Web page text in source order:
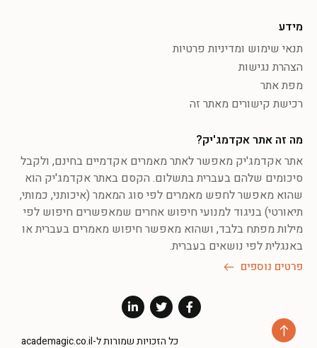
מידע
תנאי שימוש ומדיניות פרטיות
הצהרת נגישות
מפת אתר
רכישת קישורים מאתר זה
מה זה אתר אקדמג'יק?
אתר אקדמג'יק מאפשר לאתר מאמרים אקדמיים בחינם, ולקבל
סיכומים שלהם בעברית בתשלום. הקסם באתר אקדמג'יק הוא
שהוא מאפשר לחפש מאמרים לפי סוג המאמר (איכותני, כמותי,
תיאורטי) בניגוד למנועי חיפוש אחרים שמאפשרים חיפוש לפי
מילות מפתח בלבד, ושהוא מאפשר חיפוש מאמרים בעברית או
באנגלית לפי נושאים בעברית.
פרטים נוספים
כל הזכויות שמורות ל-academagic.co.il